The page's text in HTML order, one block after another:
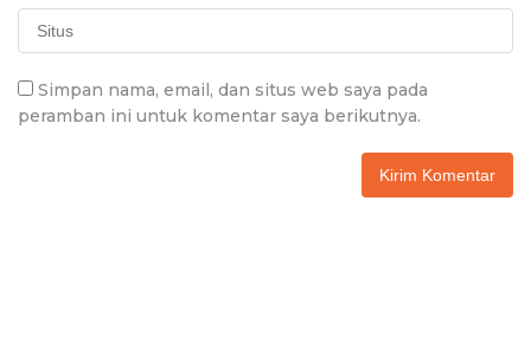
Simpan nama, email, dan situs web saya pada
peramban ini untuk komentar saya berikutnya.